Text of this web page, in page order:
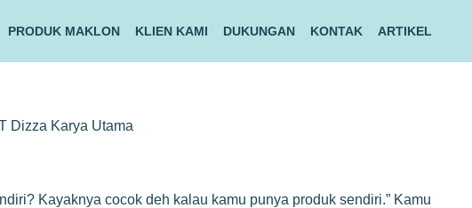
PRODUK MAKLON KLIEN KAMI DUKUNGAN KONTAK ARTIKEL
Dizza Karya Utama
Kayaknya cocok deh kalau kamu punya produk sendiri.” Kamu